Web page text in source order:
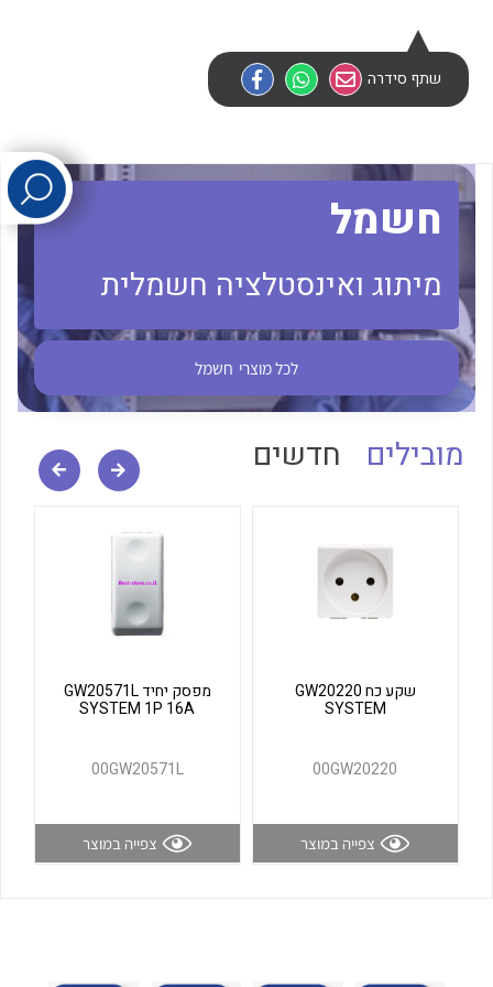
לכל מוצרי היצרן
לכל מוצרי היצרן לכל מוצרי היצרן
לכל מוצרי היצרן לכל מוצרי היצרן
שתף סידרה
חשמל
מיתוג ואינסטלציה חשמלית
לכל מוצרי חשמל
מובילים חדשים
שקע כח GW20220
SYSTEM
00GW20220
צפייה במוצר
מפסק יחיד GW20571L
SYSTEM 1P 16A
00GW20571L
צפייה במוצר